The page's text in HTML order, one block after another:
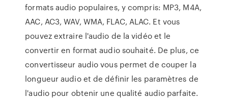
formats audio populaires, y compris: MP3, M4A,
AAC, AC3, WAV, WMA, FLAC, ALAC. Et vous
pouvez extraire l'audio de la vidéo et le
convertir en format audio souhaité. De plus, ce
convertisseur audio vous permet de couper la
longueur audio et de définir les paramètres de
l'audio pour obtenir une qualité audio parfaite.